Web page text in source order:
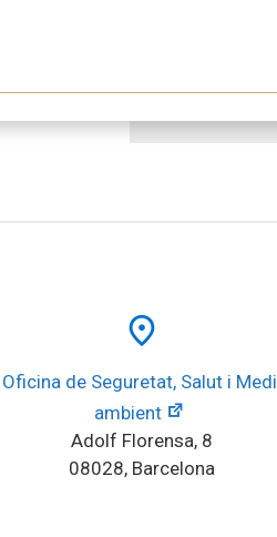
place
Oficina de Seguretat, Salut i Medi
ambient
Adolf Florensa, 8
08028, Barcelona